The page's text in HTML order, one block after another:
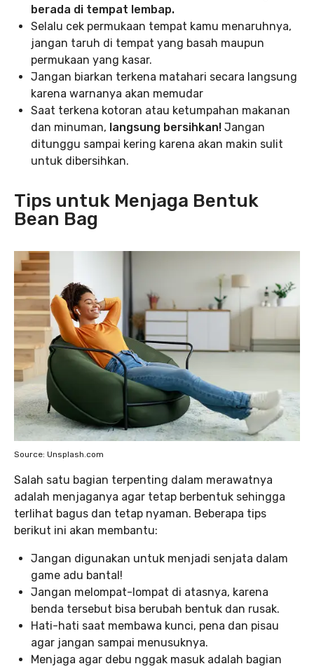
berada di tempat lembap.
Selalu cek permukaan tempat kamu menaruhnya,
jangan taruh di tempat yang basah maupun
permukaan yang kasar.
Jangan biarkan terkena matahari secara langsung
karena warnanya akan memudar
Saat terkena kotoran atau ketumpahan makanan
dan minuman, langsung bersihkan! Jangan
ditunggu sampai kering karena akan makin sulit
untuk dibersihkan.
Tips untuk Menjaga Bentuk
Bean Bag
Source: Unsplash.com
Salah satu bagian terpenting dalam merawatnya
adalah menjaganya agar tetap berbentuk sehingga
terlihat bagus dan tetap nyaman. Beberapa tips
berikut ini akan membantu:
Jangan digunakan untuk menjadi senjata dalam
game adu bantal!
Jangan melompat-lompat di atasnya, karena
benda tersebut bisa berubah bentuk dan rusak.
Hati-hati saat membawa kunci, pena dan pisau
agar jangan sampai menusuknya.
Menjaga agar debu nggak masuk adalah bagian